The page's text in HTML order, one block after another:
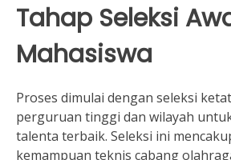
Tahap Seleksi
Mahasiswa
Proses dimulai dengan seleksi
perguruan tinggi dan wilayah
talenta terbaik. Seleksi ini
kemampuan teknis cabang